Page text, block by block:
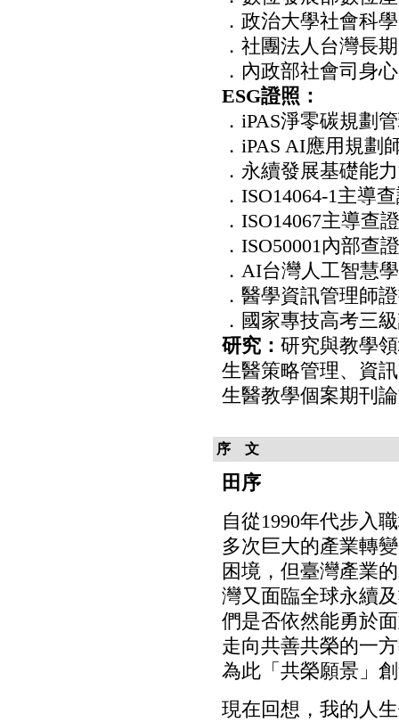
．政治大學社會科
．社團法人台灣長
．內政部社會司身
ESG證照：
．iPAS淨零碳規劃
．iPAS AI應用規劃
．永續發展基礎能
．ISO14064-1主導
．ISO14067主導查
．ISO50001內部查
．AI台灣人工智慧
．醫學資訊管理師
．國家專技高考三
研究： 研究與教學
生醫策略管理、資
生醫教學個案期刊
序 文
田序
自從1990年代步入
多次巨大的產業轉
困境，但臺灣產業
灣又面臨全球永續
們是否依然能勇於
走向共善共榮的一
為此「共榮願景」
現在回想，我的人